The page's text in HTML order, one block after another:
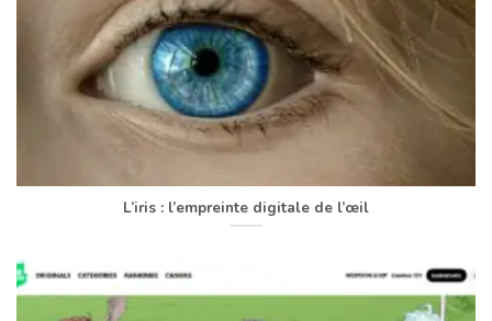
L’iris : l’empreinte digitale de l’œil